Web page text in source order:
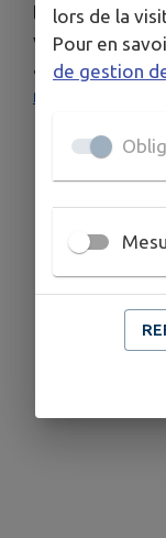
le mercredi de
vous est
au 03 20 62 95
lors de la
Pour en
de gestion